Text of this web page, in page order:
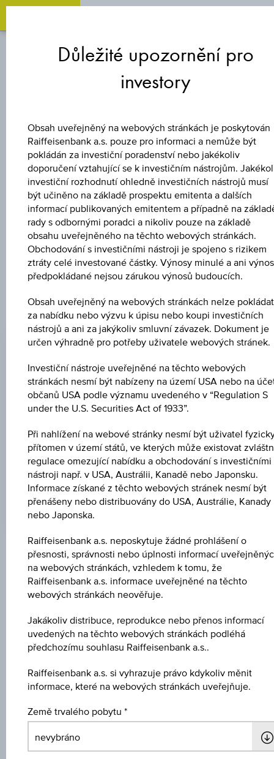
FOND
RAIFFEISEN-
NACHHALTIGKEIT-
AKTIEN
ZMĚNA
-2,48(-1,32 %)
CENA
185,58
MĚNA
EUR
POSLEDNÍ AKTUALIZACE
07.08.2026
09:00:00.000
UTC
Koordinovaný
světový
Tržní data
AT0000A1TB59
Název
Raiffeisen-Nachhaltigkeit-EmergingMarkets-
Aktien
Měna
Důležité upozornění pro
investory
Obsah uveřejněný na webových stránkách je poskytován
Raiffeisenbank a.s. pouze pro informaci a nemůže být
pokládán za investiční poradenství nebo jakékoliv
doporučení vztahující se k investičním nástrojům.
investiční rozhodnutí ohledně investičních nástrojů musí
být učiněno na základě prospektu emitenta a dalších
informací publikovaných emitentem a případně na
rady s odbornými poradci a nikoliv pouze na základě
obsahu uveřejněného na těchto webových stránkách.
Obchodování s investičními nástroji je spojeno s rizikem
ztráty celé investované částky. Výnosy minulé a ani
předpokládané nejsou zárukou výnosů budoucích.
Obsah uveřejněný na webových stránkách nelze pokládat
za nabídku nebo výzvu k úpisu nebo koupi investičních
nástrojů a ani za jakýkoliv smluvní závazek. Dokument je
určen výhradně pro potřeby uživatele webových stránek.
Investiční nástroje uveřejněné na těchto webových
stránkách nesmí být nabízeny na území USA nebo na
občanů USA podle významu uvedeného v “Regulation S
under the U.S. Securities Act of 1933”.
Při nahlížení na webové stránky nesmí být uživatel
přítomen v území států, ve kterých může existovat
regulace omezující nabídku a obchodování s investičními
nástroji např. v USA, Austrálii, Kanadě nebo Japonsku.
Informace získané z těchto webových stránek nesmí být
přenášeny nebo distribuovány do USA, Austrálie, Kanady
nebo Japonska.
Raiffeisenbank a.s. neposkytuje žádné prohlášení o
přesnosti, správnosti nebo úplnosti informací
na webových stránkách, vzhledem k tomu, že
Raiffeisenbank a.s. informace uveřejněné na těchto
webových stránkách neověřuje.
Jakákoliv distribuce, reprodukce nebo přenos informací
uvedených na těchto webových stránkách podléhá
předchozímu souhlasu Raiffeisenbank a.s..
Raiffeisenbank a.s. si vyhrazuje právo kdykoliv měnit
informace, které na webových stránkách uveřejňuje.
Země trvalého pobytu